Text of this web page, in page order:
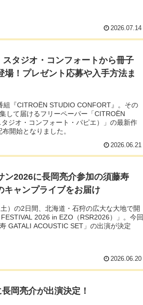
2026.07.14
タジオ・コンフォートから冊子
場！プレゼント応募や入手方法ま
組『CITROËN STUDIO CONFORT』。その
して届けるフリーペーパー「CITROËN
ジオ・コンフォート・パピエ）」の最新作
開始となりました。
2026.06.21
ン2026に長岡亮介参加の須藤寿
キャンプライブをお届け
）の2日間、北海道・石狩の広大な大地で開
2026 in EZO（RSR2026）」。今回
GATALI ACOUSTIC SET」の出演が決定
2026.06.20
岡亮介が出演決定！